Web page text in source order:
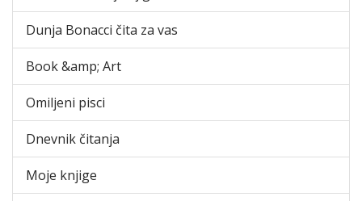
Dunja Bonacci čita za vas
Book &amp; Art
Omiljeni pisci
Dnevnik čitanja
Moje knjige